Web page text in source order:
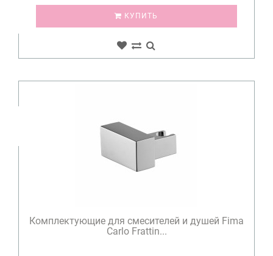
КУПИТЬ
Комплектующие для смесителей и душей Fima
Carlo Frattin...